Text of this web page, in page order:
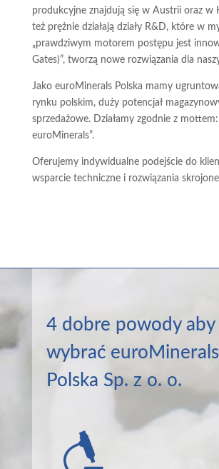
produkcyjne znajdują się w Austrii oraz w
też prężnie działają działy R&D, które w
„prawdziwym motorem postępu jest
Gates)”, tworzą nowe rozwiązania dla
Jako euroMinerals Polska mamy
rynku polskim, duży potencjał
sprzedażowe. Działamy zgodnie z
euroMinerals”.
Oferujemy indywidualne podejście do
wsparcie techniczne i rozwiązania
4 dobre powody aby
wybrać euroMinerals
Polska Sp. z o. o.